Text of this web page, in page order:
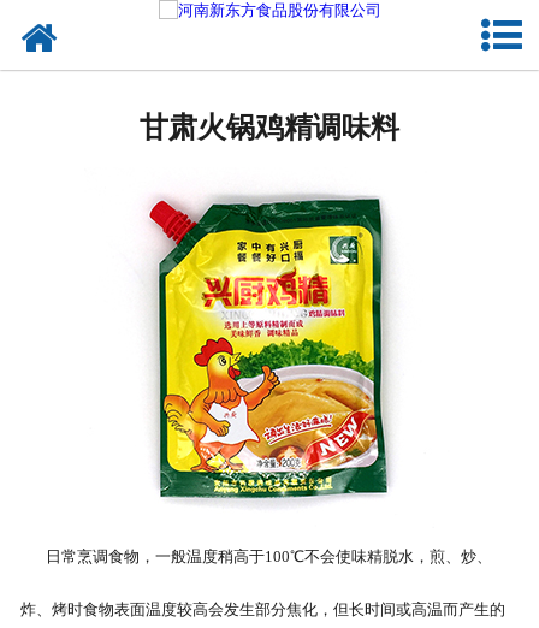
甘肃熟食品
甘肃调味品
甘肃鸡蛋壳粉
甘肃新东方食品
甘肃食品代加工
甘肃火锅鸡精调味料
日常烹调食物，一般温度稍高于100℃不会使味精脱水，煎、炒、
炸、烤时食物表面温度较高会发生部分焦化，但长时间或高温而产生的